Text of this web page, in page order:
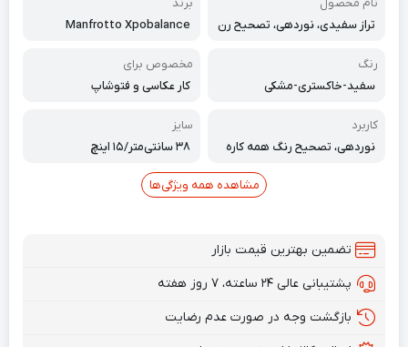
تراز سفیدی، نوردهی، تصحیح رن
Manfrotto Xpobalance
رنگ
سفید-خاکستری-مشکی
مخصوص برای
کار عکاسی و فتوشاپ
کاربرد
نوردهی، تصحیح رنگ همه کاره
سایز
۳۸ سانتی‌متر/۱۵ اینچ
مشاهده همه ویژگی‌ها
تضمین بهترین قیمت بازار
پشتیبانی عالی ۲۴ ساعته، ۷ روز هفته
بازگشت وجه در صورت عدم رضایت